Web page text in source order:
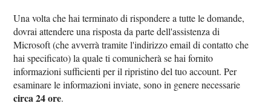
Una volta che hai terminato di rispondere a tutte le domande,
dovrai attendere una risposta da parte dell'assistenza di
Microsoft (che avverrà tramite l'indirizzo email di contatto che
hai specificato) la quale ti comunicherà se hai fornito
informazioni sufficienti per il ripristino del tuo account. Per
esaminare le informazioni inviate, sono in genere necessarie
circa 24 ore.